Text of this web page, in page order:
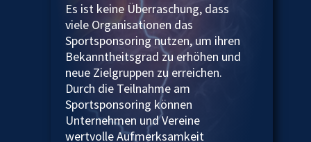
Es ist keine Überraschung, dass
viele Organisationen das
Sportsponsoring nutzen, um ihren
Bekanntheitsgrad zu erhöhen und
neue Zielgruppen zu erreichen.
Durch die Teilnahme am
Sportsponsoring können
Unternehmen und Vereine
wertvolle Aufmerksamkeit